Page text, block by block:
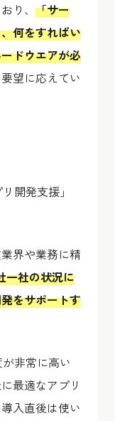
り、 「サー
何をすればい
ドウエアが必
望に応えてい
開発支援」
界や業務に精
一社の状況に
をサポートす
非常に高い
最適なアプリ
入直後は使い